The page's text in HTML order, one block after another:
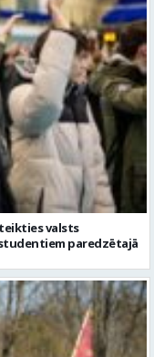
valsts
paredzētajā